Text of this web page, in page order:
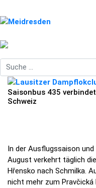
Suchen
Saisonbus 435
Schweiz
In der Ausflugssaison
August verkehrt täglich
Hřensko nach Schmilka.
nicht mehr zum Pravčická